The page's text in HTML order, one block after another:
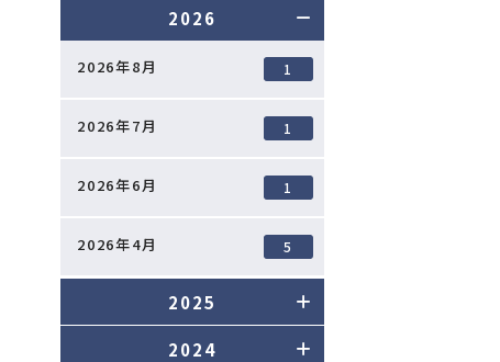
2026
2026年8月 1
2026年7月 1
2026年6月 1
2026年4月 5
2025
2024